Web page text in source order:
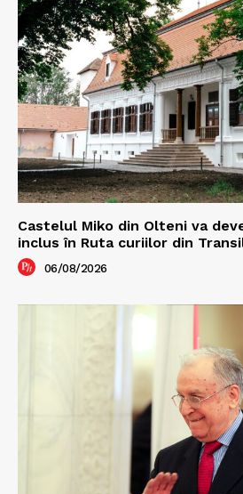
Castelul Miko din Olteni va
inclus în Ruta curiilor din
06/08/2026